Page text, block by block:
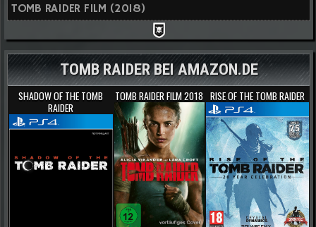
TOMB RAIDER FILM (2018)
TOMB RAIDER BEI AMAZON.DE
SHADOW OF THE TOMB
RAIDER
TOMB RAIDER FILM 2018 RISE OF THE TOMB RAIDER